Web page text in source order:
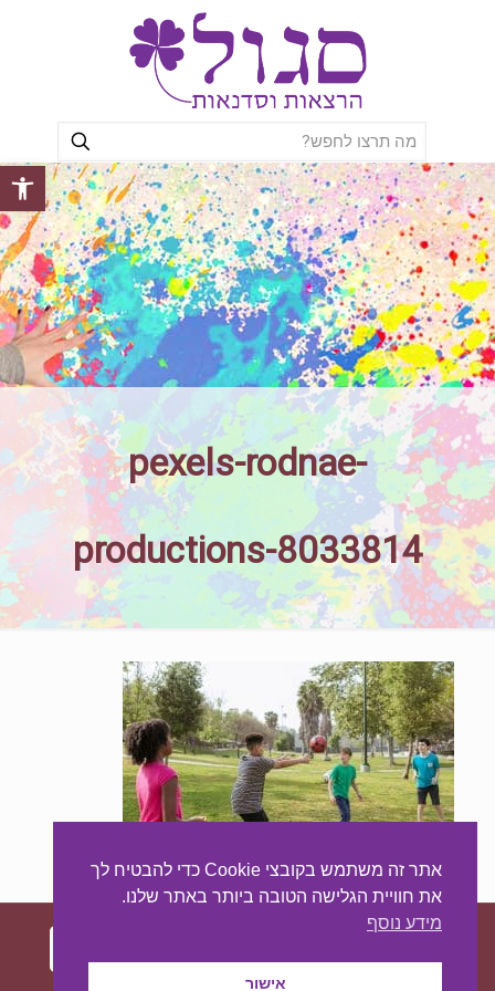
פתח
pexels-rodnae-
productions-8033814
אתר זה משתמש בקובצי Cookie כדי להבטיח לך
את חוויית הגלישה הטובה ביותר באתר שלנו.
מידע נוסף
אישור